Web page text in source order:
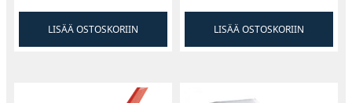
LISÄÄ OSTOSKORIIN LISÄÄ OSTOSKORIIN